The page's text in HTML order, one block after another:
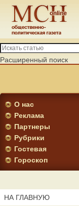
Расширенный поиск
О нас
Реклама
Партнеры
Рубрики
Гостевая
Гороскоп
НА ГЛАВНУЮ